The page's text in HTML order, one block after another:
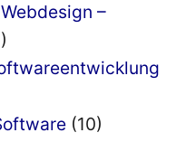
–
(10)